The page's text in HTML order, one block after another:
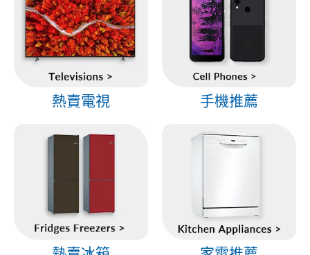
熱賣電視 手機推薦